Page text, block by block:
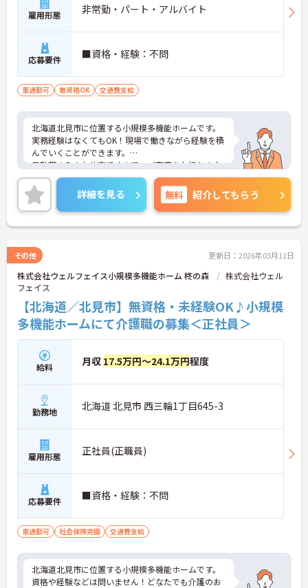
雇用形態 非常勤・パート・アルバイト
応募要件 ■資格・経験：不問
車通勤可 無資格OK 交通費支給
北海道北見市に位置する小規模多機能ホームです。
実務経験はなくてもOK！現場で働きながら経験を積
んでいくことができます。
日勤帯のみのお仕事ですので、ご家庭をお持ちの方
も働きやすい勤務時間でオススメです！
ご興味をお持ちの方はお気軽にお問い合わせくださ
い。
詳細を見る 無料 紹介してもらう
その他 更新日：2026年03月11日
株式会社ウェルフェイス小規模多機能ホーム 柊の森
株式会社ウェル
フェイス
【北海道／北見市】無資格・未経験OK♪小規模
多機能ホームにて介護職の募集＜正社員＞
給料 月収 17.5万円～24.1万円程度
勤務地 北海道 北見市 西三輪1丁目645-3
雇用形態 正社員(正職員)
応募要件 ■資格・経験：不問
車通勤可 社会保険完備 交通費支給
北海道北見市に位置する小規模多機能ホームです。
資格や経験などは問いません！どなたでも介護のお